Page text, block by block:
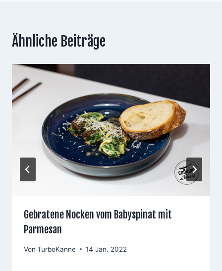
Ähnliche Beiträge
Gebratene Nocken vom Babyspinat mit
Parmesan
Von TurboKanne 14 Jan. 2022